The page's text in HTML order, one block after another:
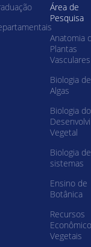
Área de
Pesquisa
Anatomia
Plantas
Vasculares
Biologia de
Algas
Biologia do
Vegetal
Biologia de
sistemas
Ensino de
Botânica
Recursos
Vegetais